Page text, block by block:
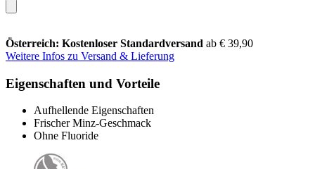
Österreich: Kostenloser Standardversand ab € 39,90
Weitere Infos zu Versand & Lieferung
Eigenschaften und Vorteile
Aufhellende Eigenschaften
Frischer Minz-Geschmack
Ohne Fluoride